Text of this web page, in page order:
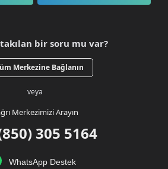
takılan bir soru mu var?
Merkezine Bağlanın
veya
Merkezimizi Arayın
305 5164
WhatsApp Destek